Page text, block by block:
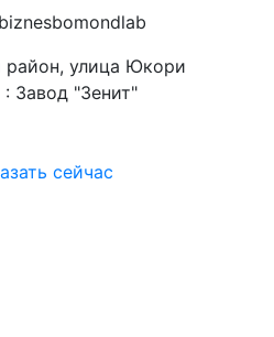
район, улица Юкори
Завод "Зенит"
сейчас